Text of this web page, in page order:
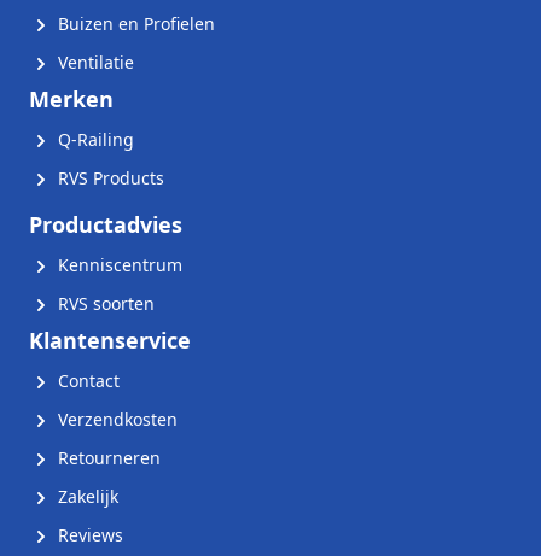
Buizen en Profielen
Ventilatie
Merken
Q-Railing
RVS Products
Productadvies
Kenniscentrum
RVS soorten
Klantenservice
Contact
Verzendkosten
Retourneren
Zakelijk
Reviews